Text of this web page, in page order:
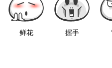
鲜花 握手